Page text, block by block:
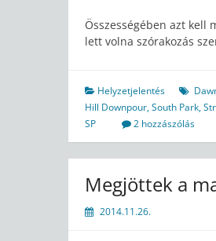
Összességében azt kell
lett volna szórakozás
Helyzetjelentés
Hill Downpour,South Park,
SP
2 hozzászólás
Megjöttek a
2014.11.26.